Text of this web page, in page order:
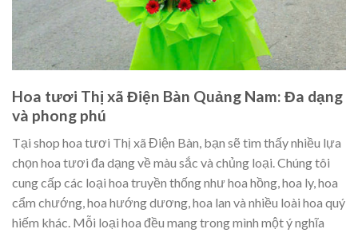
Hoa tươi Thị xã Điện Bàn Quảng Nam: Đa dạng
và phong phú
Tại shop hoa tươi Thị xã Điện Bàn, bạn sẽ tìm thấy nhiều lựa
chọn hoa tươi đa dạng về màu sắc và chủng loại. Chúng tôi
cung cấp các loại hoa truyền thống như hoa hồng, hoa ly, hoa
cẩm chướng, hoa hướng dương, hoa lan và nhiều loài hoa quý
hiếm khác. Mỗi loại hoa đều mang trong mình một ý nghĩa